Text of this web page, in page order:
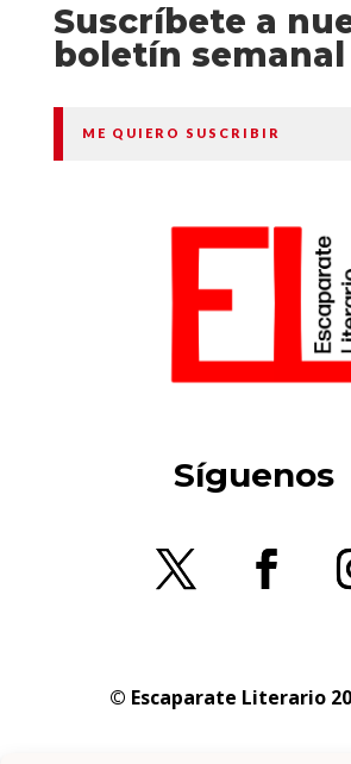
Suscríbete a
boletín semanal
ME QUIERO SUSCRIBIR
Síguenos
© Escaparate Literario